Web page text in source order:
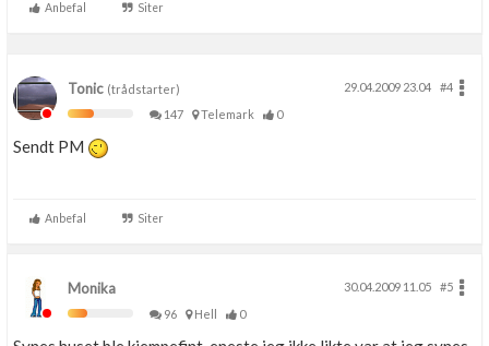
Anbefal Siter
Tonic(trådstarter) 29.04.2009 23.04
#4
147
Telemark 0
Sendt PM
Anbefal Siter
Monika 30.04.2009 11.05
#5
96
Hell 0